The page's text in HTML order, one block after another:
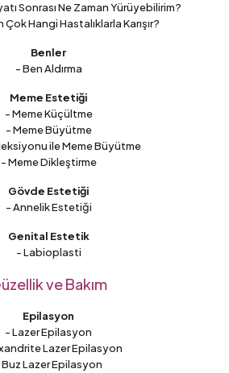
Sonrası Ne Zaman Yürüyebilirim?
Hangi Hastalıklarla Karışır?
Benler
- Ben Aldırma
Meme Estetiği
- Meme Küçültme
- Meme Büyütme
ile Meme Büyütme
- Meme Dikleştirme
Gövde Estetiği
- Annelik Estetiği
Genital Estetik
- Labioplasti
ve Bakım
Epilasyon
- Lazer Epilasyon
Lazer Epilasyon
Lazer Epilasyon